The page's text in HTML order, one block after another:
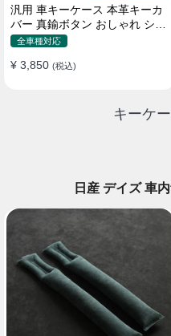
汎用 車キーケース 本革キーカ
バー 真鍮ボタン おしゃれ シン
プルデザイン
全車種対応
¥ 3,850 (税込)
キーケ
日産 デイズ 車